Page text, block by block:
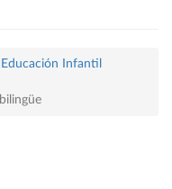
Infantil